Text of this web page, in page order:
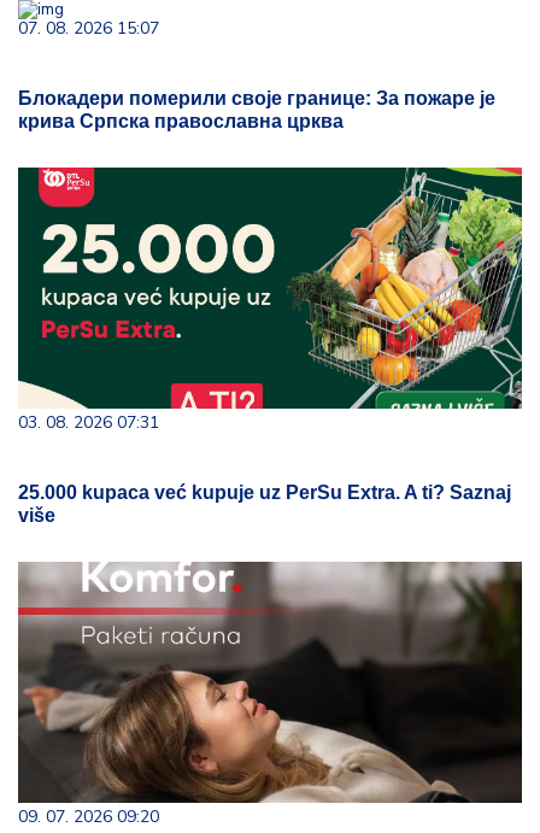
07. 08. 2026 15:07
Блокадери померили своје границе: За пожаре је
крива Српска православна црква
03. 08. 2026 07:31
25.000 kupaca već kupuje uz PerSu Extra. A ti? Saznaj
više
09. 07. 2026 09:20